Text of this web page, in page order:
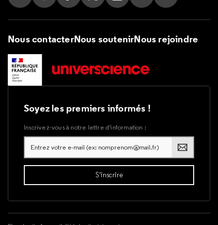
Suivez nous sur Instagram
Suivez nous sur Facebook
Suivez nous sur Tik Tok
Suivez nous sur X
Suivez nous sur LinkedIn
Suivez nous sur
Suivez nous
Nous contacterNous soutenirNous rejoindre
Soyez les premiers informés !
Inscrivez-vous à notre lettre d’information :